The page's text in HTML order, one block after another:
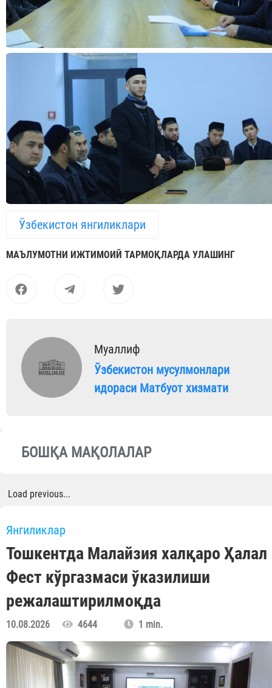
Ўзбекистон янгиликлари
МАЪЛУМОТНИ ИЖТИМОИЙ ТАРМОҚЛАРДА УЛАШИНГ
Муаллиф
Ўзбекистон мусулмонлари
идораси Матбуот хизмати
БОШҚА МАҚОЛАЛАР
Load previous...
Янгиликлар
Тошкентда Малайзия халқаро Ҳалал
Фест кўргазмаси ўказилиши
режалаштирилмоқда
10.08.2026 4644 1 min.